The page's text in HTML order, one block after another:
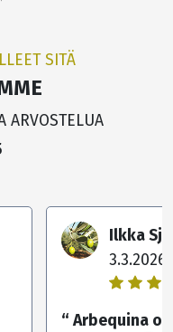
SITÄ
ARVOSTELUA
Ilkka
3.3.2026
“ Arbequina